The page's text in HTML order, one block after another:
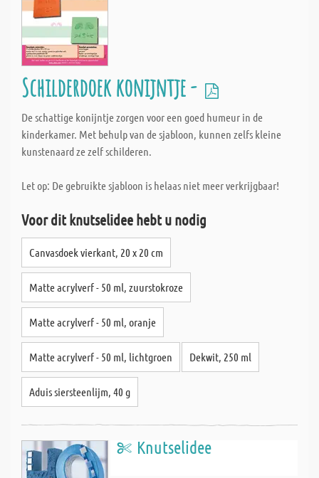
Schilderdoek konijntje -
De schattige konijntje zorgen voor een goed humeur in de
kinderkamer. Met behulp van de sjabloon, kunnen zelfs kleine
kunstenaard ze zelf schilderen.
Let op: De gebruikte sjabloon is helaas niet meer verkrijgbaar!
Voor dit knutselidee hebt u nodig
Canvasdoek vierkant, 20 x 20 cm
Matte acrylverf - 50 ml, zuurstokroze
Matte acrylverf - 50 ml, oranje
Matte acrylverf - 50 ml, lichtgroen Dekwit, 250 ml
Aduis siersteenlijm, 40 g
Knutselidee